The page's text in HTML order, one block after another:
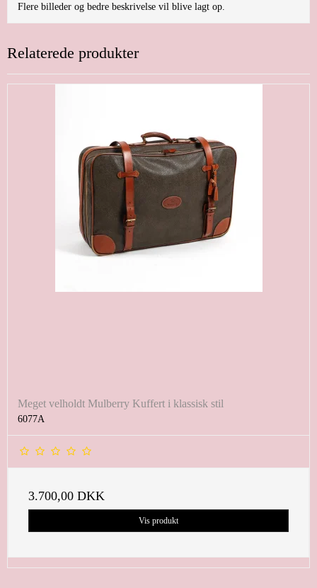
Flere billeder og bedre beskrivelse vil blive lagt op.
Relaterede produkter
Meget velholdt Mulberry Kuffert i klassisk stil
6077A
3.700,00 DKK
Vis produkt